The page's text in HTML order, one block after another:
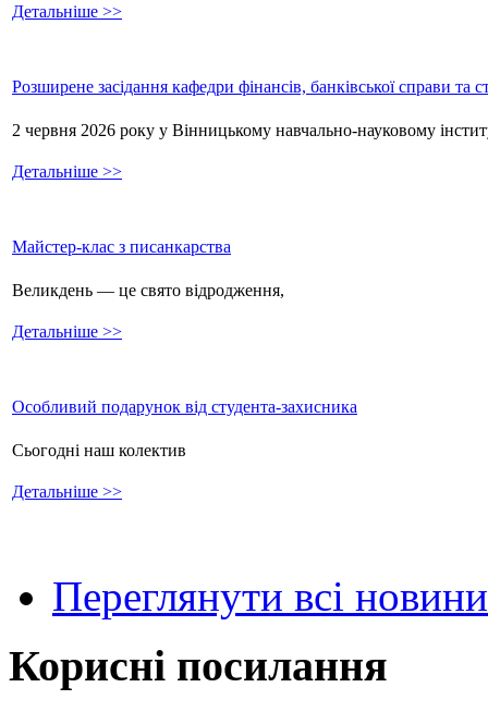
Детальніше >>
Розширене засідання кафедри фінансів, банківської справи та
2 червня 2026 року у Вінницькому навчально-науковому
Детальніше >>
Майстер-клас з писанкарства
Великдень — це свято відродження,
Детальніше >>
Особливий подарунок від студента-захисника
Сьогодні наш колектив
Детальніше >>
Переглянути всі новини
Корисні посилання